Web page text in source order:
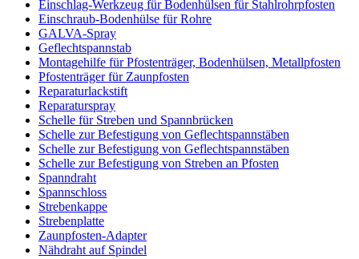
Einschlag-Werkzeug für Bodenhülsen für Stahlrohrpfosten
Einschraub-Bodenhülse für Rohre
GALVA-Spray
Geflechtspannstab
Montagehilfe für Pfostenträger, Bodenhülsen, Metallpfosten
Pfostenträger für Zaunpfosten
Reparaturlackstift
Reparaturspray
Schelle für Streben und Spannbrücken
Schelle zur Befestigung von Geflechtspannstäben
Schelle zur Befestigung von Geflechtspannstäben
Schelle zur Befestigung von Streben an Pfosten
Spanndraht
Spannschloss
Strebenkappe
Strebenplatte
Zaunpfosten-Adapter
Nähdraht auf Spindel